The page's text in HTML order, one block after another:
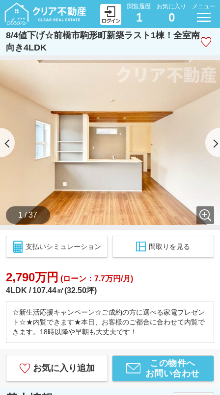
閲覧履歴
1
お気に入り
0
メニュー
8/4値下げ☆前橋市駒形町新築ラスト1棟！全室南
向き4LDK
1 / 37
支払いシミュレーション 間取りを見る
2,790万円 (ローン：7.7万円/月)
4LDK
107.44㎡(32.50坪)
☆新生活応援キャンペーン☆ご成約の方に選べる家電プレゼン
ト☆★内覧できます★本日、お客様のご都合に合わせて内覧で
きます。18時以降や早朝も大丈夫です！
お気に入り追加
この物件へ
お問い合わせ